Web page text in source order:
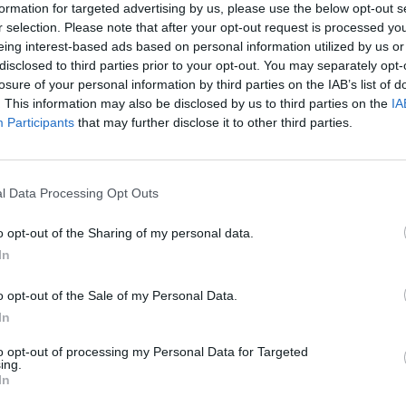
for targeted advertising by us, please use the below opt-out
selection. Please note that after your opt-out request is processed
interest-based ads based on personal information utilized by us
to third parties prior to your opt-out. You may separately
of your personal information by third parties on the IAB’s list of
This information may also be disclosed by us to third parties on the
Participants that may further disclose it to other third parties.
Data Processing Opt Outs
opt-out of the Sharing of my personal data.
opt-out of the Sale of my Personal Data.
opt-out of processing my Personal Data for Targeted
új vezetője öngyilkos merényletekre szólította
Journal.
arab hírszerzési forrásokra hivatkozva arról számolt be, hogy
a terrorszervezet ciszjordániai vezetőinek az öngyilkos
Az utasítás nem sokkal azután érkezett, hogy Szinvar
portfolio.hu hírarchívumához tartozik, melynek olvasása